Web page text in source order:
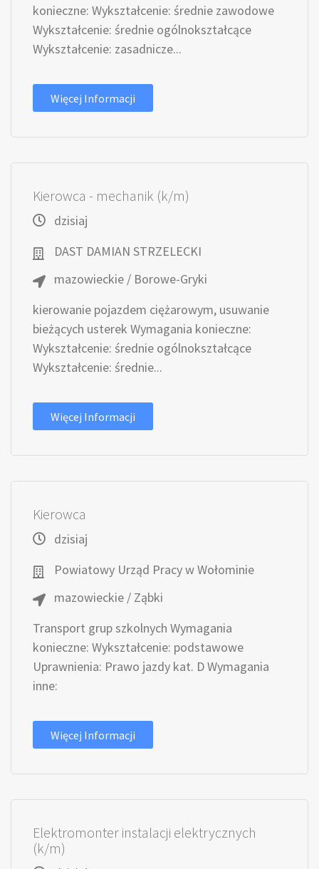
konieczne: Wykształcenie: średnie zawodowe
Wykształcenie: średnie ogólnokształcące
Wykształcenie: zasadnicze...
Więcej Informacji
Kierowca - mechanik (k/m)
dzisiaj
DAST DAMIAN STRZELECKI
mazowieckie / Borowe-Gryki
kierowanie pojazdem ciężarowym, usuwanie
bieżących usterek Wymagania konieczne:
Wykształcenie: średnie ogólnokształcące
Wykształcenie: średnie...
Więcej Informacji
Kierowca
dzisiaj
Powiatowy Urząd Pracy w Wołominie
mazowieckie / Ząbki
Transport grup szkolnych Wymagania
konieczne: Wykształcenie: podstawowe
Uprawnienia: Prawo jazdy kat. D Wymagania
inne:
Więcej Informacji
Elektromonter instalacji elektrycznych
(k/m)